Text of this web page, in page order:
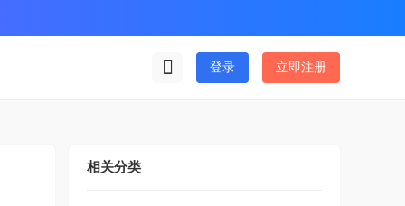
登录 立即注册
相关分类